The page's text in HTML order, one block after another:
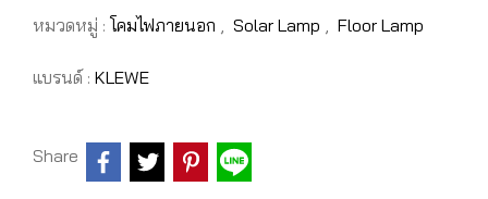
หมวดหมู่ : โคมไฟภายนอก , Solar Lamp , Floor Lamp
แบรนด์ : KLEWE
Share